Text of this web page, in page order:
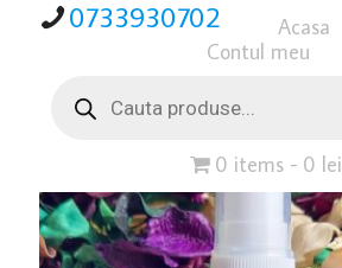
0733930702 Acasa
Contul meu
search
0 items 0 lei